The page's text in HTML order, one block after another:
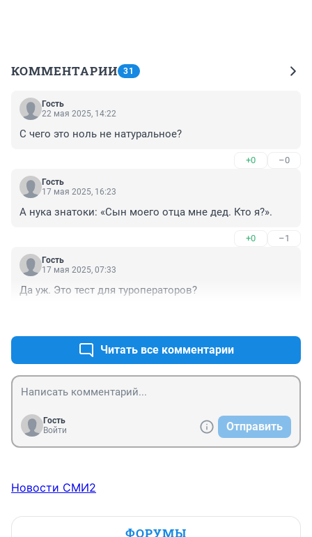
КОММЕНТАРИИ 31
Гость
22 мая 2025, 14:22
С чего это ноль не натуральное?
+0 –0
Гость
17 мая 2025, 16:23
А нука знатоки: «Сын моего отца мне дед. Кто я?».
+0 –1
Гость
17 мая 2025, 07:33
Да уж. Это тест для туроператоров?
Читать все комментарии
Гость
Войти
Отправить
Новости СМИ2
ФОРУМЫ